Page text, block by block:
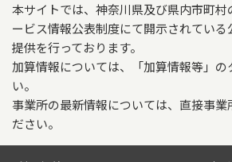
〒107-0062
港区南青山２－5－17　ポーラ青
法人電話
サービス内容
2026年06月01日
施設等の区分
単独型ユニット型
夜間勤務条件基準
基準型
職員の欠員による減算の状況
本サイトでは、神奈川県及び県内市町村
ービス情報公表制度にて開示されてい
提供を行っております。
加算情報については、「加算情報等」の
い。
事業所の最新情報については、直接事業
ださい。